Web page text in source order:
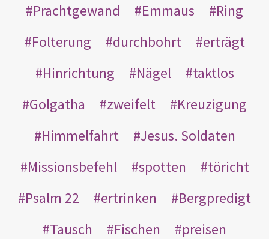
Prachtgewand
Emmaus
Ring
Folterung
durchbohrt
erträgt
Hinrichtung
Nägel
taktlos
Golgatha
zweifelt
Kreuzigung
Himmelfahrt
Jesus. Soldaten
Missionsbefehl
spotten
töricht
Psalm 22
ertrinken
Bergpredigt
Tausch
Fischen
preisen